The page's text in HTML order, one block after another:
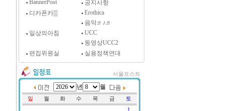
BannerPost
공지사항
디카폰카▒
Erothica
음악♬♪♬
일상의아침
UCC
동영상UCC2
편집위원실
실용정책연대
서울포스트